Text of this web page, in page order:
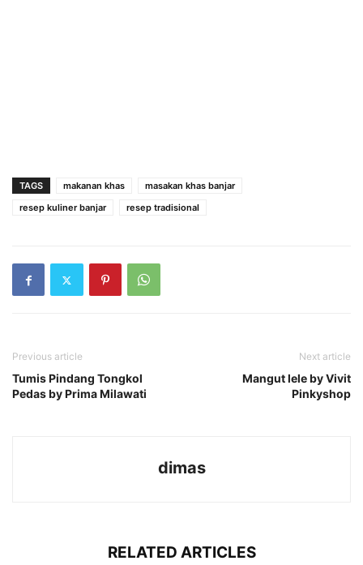
TAGS makanan khas
masakan khas banjar
resep kuliner banjar
resep tradisional
Previous article
Tumis Pindang Tongkol
Pedas by Prima Milawati
Next article
Mangut lele by Vivit
Pinkyshop
dimas
RELATED ARTICLES